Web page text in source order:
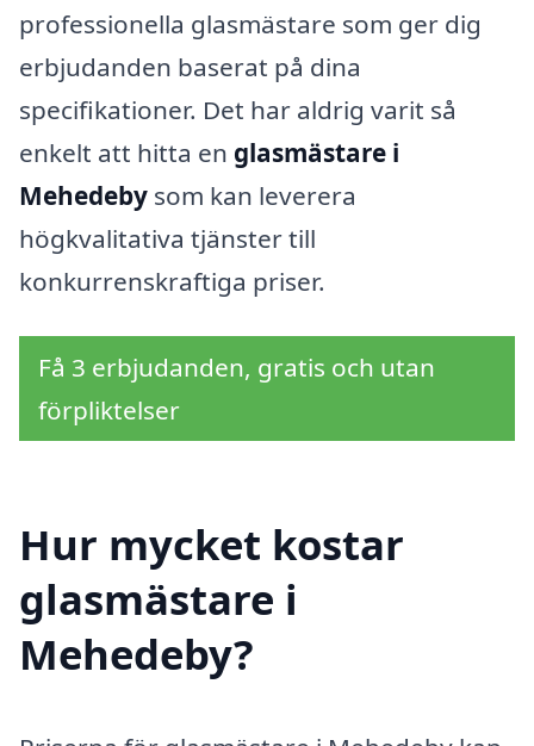
professionella glasmästare som ger dig
erbjudanden baserat på dina
specifikationer. Det har aldrig varit så
enkelt att hitta en glasmästare i
Mehedeby som kan leverera
högkvalitativa tjänster till
konkurrenskraftiga priser.
Få 3 erbjudanden, gratis och utan
förpliktelser
Hur mycket kostar
glasmästare i
Mehedeby?